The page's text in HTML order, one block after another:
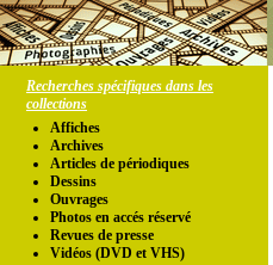
Recherches spécifiques dans les
collections
Affiches
Archives
Articles de périodiques
Dessins
Ouvrages
Photos en accés réservé
Revues de presse
Vidéos (DVD et VHS)